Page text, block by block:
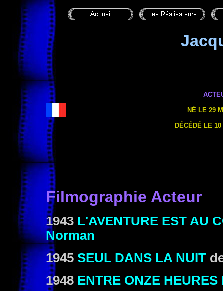
NÉ LE 29
DÉCÉDÉ LE
Filmographie Acteur
1943 L'AVENTURE EST AU
Norman
1945 SEUL DANS LA NUIT
1948 ENTRE ONZE HEURES